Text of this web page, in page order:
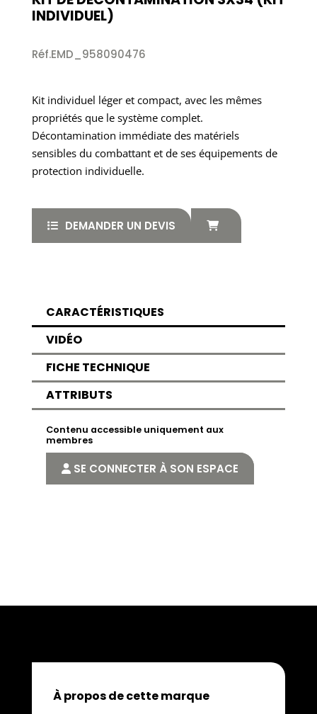
INDIVIDUEL)
Réf.EMD_958090476
Kit individuel léger et compact, avec les mêmes
propriétés que le système complet.
Décontamination immédiate des matériels
sensibles du combattant et de ses équipements de
protection individuelle.
DEMANDER UN DEVIS
CARACTÉRISTIQUES
VIDÉO
FICHE TECHNIQUE
ATTRIBUTS
Contenu accessible uniquement aux
membres
SE CONNECTER À SON ESPACE
À propos de cette marque